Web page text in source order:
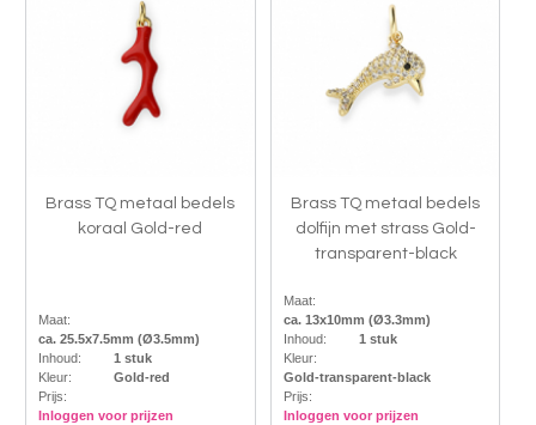
Brass TQ metaal bedels
koraal Gold-red
Maat:
ca. 25.5x7.5mm (Ø3.5mm)
Inhoud:
1 stuk
Kleur:
Gold-red
Prijs:
Inloggen voor prijzen
Brass TQ metaal bedels
dolfijn met strass Gold-
transparent-black
Maat:
ca. 13x10mm (Ø3.3mm)
Inhoud:
1 stuk
Kleur:
Gold-transparent-black
Prijs:
Inloggen voor prijzen